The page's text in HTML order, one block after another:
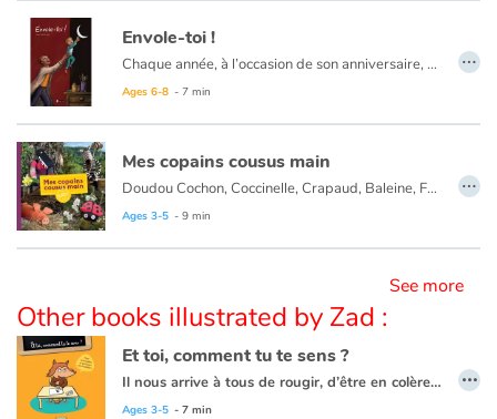
Envole-toi !
Chaque année, à l’occasion de son anniversaire, un père peint pour son fils un tableau. Mais pas n’importe quel tableau ! Car ces matins-là, il invite son enfant à entrer dans sa peinture pour lui transmettre un peu des valeurs qu'il a lui même reçues de ses propres parents. Ainsi, au fil des années, il l'aide à gravir une marche ou relever un défi. Jusqu'à ce que l'enfant, devenu grand, prenne son envol.
Ages 6-8 - 7 min
…
Mes copains cousus main
Doudou Cochon, Coccinelle, Crapaud, Baleine, Farfelu, Zèbre, Poule et Loup forment la douce ménagerie de cet ouvrage original mixant activité et fiction. Conçus à partir de tissu et de matériel de récup’, les huit sujets sont à fabriquer par de moyennes et grandes mains qui pourront choisir un doudou simple ou plus complexe, jamais irréalisable...
Ages 3-5 - 9 min
…
See more
Other books illustrated by Zad :
Et toi, comment tu te sens ?
Il nous arrive à tous de rougir, d’être en colère, ou au contraire de nous sentir pousser des ailes. Mais pour les plus jeunes, il est souvent difficile de maîtriser ses émotions. Ce livre a pour objectif d’aider les enfants, à partir de 3 ans, à mettre un nom sur ce qu’ils ressentent, pour apprivoiser leurs émotions et mieux vivre avec elles.
Ages 3-5 - 7 min
…